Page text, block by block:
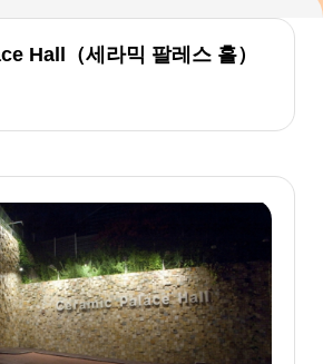
Hall（세라믹 팔레스 홀）